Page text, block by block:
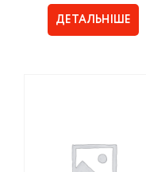
ДЕТАЛЬНІШЕ